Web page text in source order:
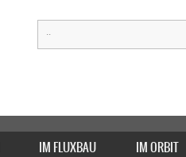
IM FLUXBAU IM ORBIT